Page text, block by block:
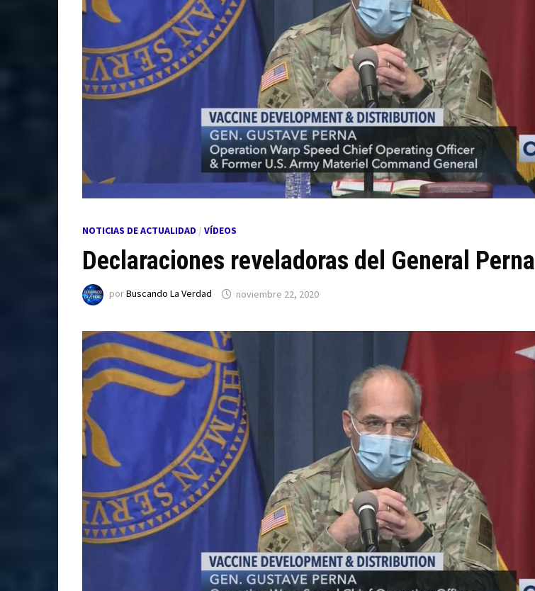
NOTICIAS DE ACTUALIDAD / VÍDEOS
Declaraciones reveladoras del General Perna
porBuscando La Verdad noviembre 22, 2020